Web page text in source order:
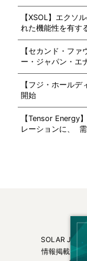
【XSOL】エクソ
れた機能性を有す
【セカンド・フ
ー・ジャパン・エ
【フジ・ホール
開始
【Tensor Energy
レーションに、
SOLAR
情報掲載につ